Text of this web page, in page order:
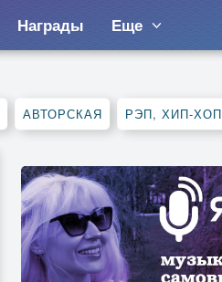
Награды Еще
АВТОРСКАЯ РЭП, ХИП-ХОП